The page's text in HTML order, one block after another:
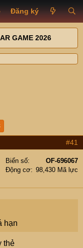
Đăng ký
GAME 2026
#41
Biển số
OF-696067
Động cơ
98,430 Mã lực
hạn
thẻ